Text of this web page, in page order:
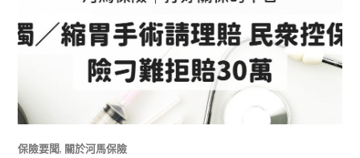
保險要聞, 關於河馬保險